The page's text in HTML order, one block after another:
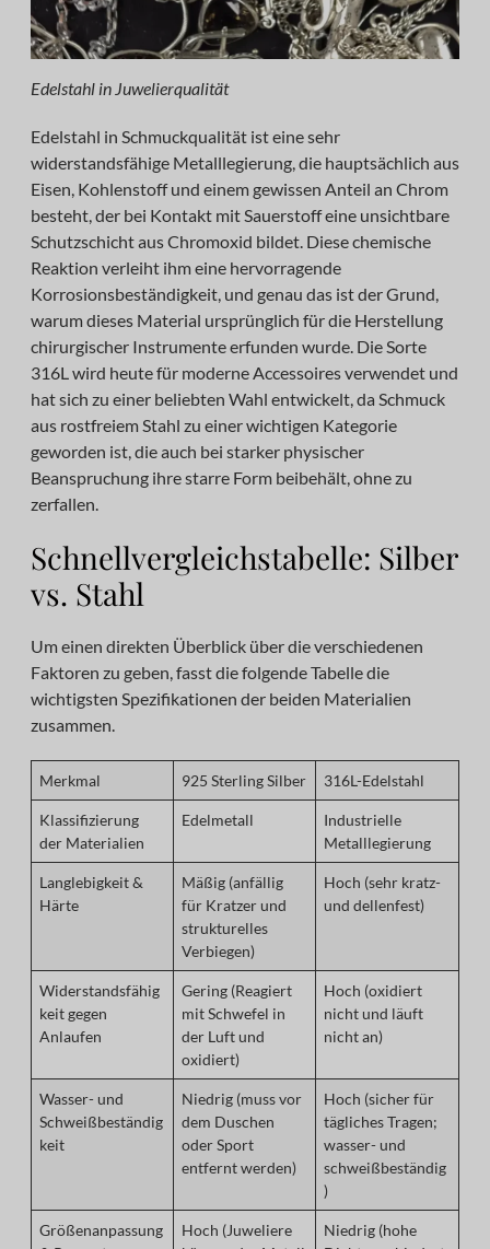
Edelstahl in Juwelierqualität
Edelstahl in Schmuckqualität ist eine sehr
widerstandsfähige Metalllegierung, die hauptsächlich aus
Eisen, Kohlenstoff und einem gewissen Anteil an Chrom
besteht, der bei Kontakt mit Sauerstoff eine unsichtbare
Schutzschicht aus Chromoxid bildet. Diese chemische
Reaktion verleiht ihm eine hervorragende
Korrosionsbeständigkeit, und genau das ist der Grund,
warum dieses Material ursprünglich für die Herstellung
chirurgischer Instrumente erfunden wurde. Die Sorte
316L wird heute für moderne Accessoires verwendet und
hat sich zu einer beliebten Wahl entwickelt, da Schmuck
aus rostfreiem Stahl zu einer wichtigen Kategorie
geworden ist, die auch bei starker physischer
Beanspruchung ihre starre Form beibehält, ohne zu
zerfallen.
Schnellvergleichstabelle: Silber
vs. Stahl
Um einen direkten Überblick über die verschiedenen
Faktoren zu geben, fasst die folgende Tabelle die
wichtigsten Spezifikationen der beiden Materialien
zusammen.
Merkmal 925 Sterling Silber 316L-Edelstahl
Klassifizierung
der Materialien
Edelmetall
Industrielle
Metalllegierung
Langlebigkeit &
Härte
Mäßig (anfällig
für Kratzer und
strukturelles
Verbiegen)
Hoch (sehr kratz-
und dellenfest)
Widerstandsfähig
keit gegen
Anlaufen
Gering (Reagiert
mit Schwefel in
der Luft und
oxidiert)
Hoch (oxidiert
nicht und läuft
nicht an)
Wasser- und
Schweißbeständig
keit
Niedrig (muss vor
dem Duschen
oder Sport
entfernt werden)
Hoch (sicher für
tägliches Tragen;
wasser- und
schweißbeständig
)
Größenanpassung
Hoch (Juweliere
Niedrig (hohe